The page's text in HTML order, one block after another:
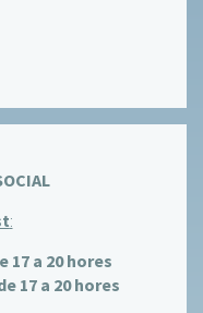
:
17 a 20 hores
17 a 20 hores